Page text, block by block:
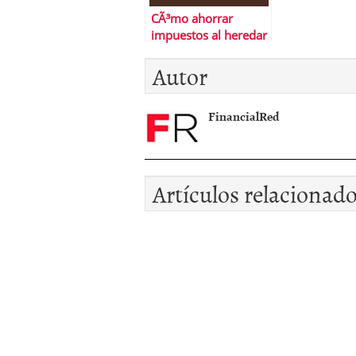
CÃ³mo ahorrar
impuestos al heredar
Autor
FinancialRed
Artículos